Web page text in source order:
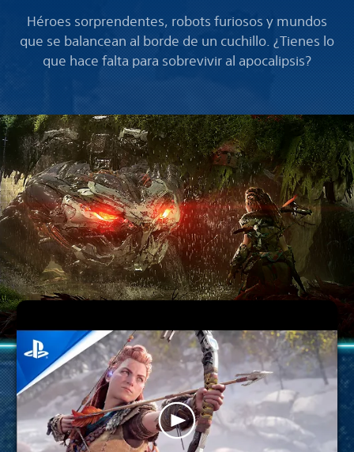
Héroes sorprendentes, robots furiosos y mundos
que se balancean al borde de un cuchillo. ¿Tienes lo
que hace falta para sobrevivir al apocalipsis?